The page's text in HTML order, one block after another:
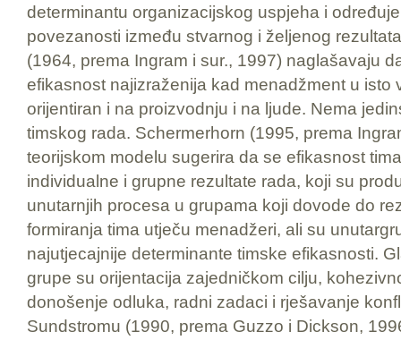
determinantu organizacijskog uspjeha i
povezanosti između stvarnog i željenog
(1964, prema Ingram i sur., 1997) naglašavaju
efikasnost najizraženija kad menadžment u isto
orijentiran i na proizvodnju i na ljude. Nema
timskog rada. Schermerhorn (1995, prema
teorijskom modelu sugerira da se efikasnost
individualne i grupne rezultate rada, koji su
unutarnjih procesa u grupama koji dovode do
formiranja tima utječu menadžeri, ali su
najutjecajnije determinante timske efikasnosti.
grupe su orijentacija zajedničkom cilju,
donošenje odluka, radni zadaci i rješavanje
Sundstromu (1990, prema Guzzo i Dickson,